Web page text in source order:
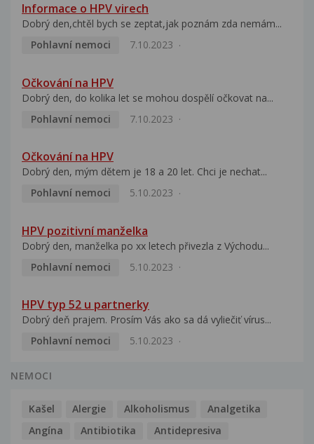
Informace o HPV virech
Dobrý den,chtěl bych se zeptat,jak poznám zda nemám...
Pohlavní nemoci
7.10.2023
Očkování na HPV
Dobrý den, do kolika let se mohou dospělí očkovat na...
Pohlavní nemoci
7.10.2023
Očkování na HPV
Dobrý den, mým dětem je 18 a 20 let. Chci je nechat...
Pohlavní nemoci
5.10.2023
HPV pozitivní manželka
Dobrý den, manželka po xx letech přivezla z Východu...
Pohlavní nemoci
5.10.2023
HPV typ 52 u partnerky
Dobrý deň prajem. Prosím Vás ako sa dá vyliečiť vírus...
Pohlavní nemoci
5.10.2023
NEMOCI
Kašel Alergie Alkoholismus
Analgetika
Angína
Antibiotika
Antidepresiva